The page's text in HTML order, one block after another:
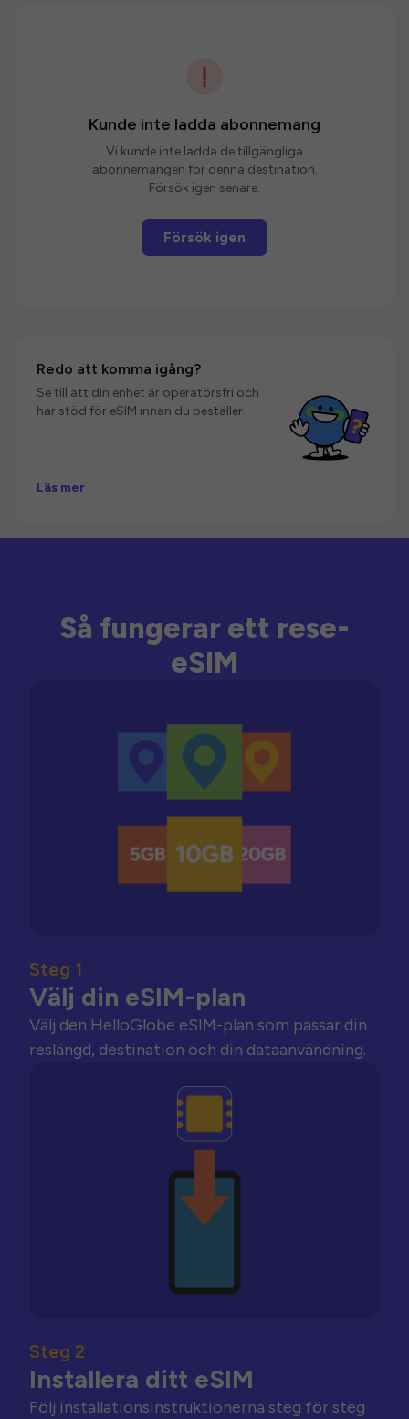
Kunde inte ladda abonnemang
Vi kunde inte ladda de tillgängliga
abonnemangen för denna destination.
Försök igen senare.
Försök igen
Redo att komma igång?
Se till att din enhet är operatörsfri och
har stöd för eSIM innan du beställer.
Läs mer
Så fungerar ett rese-
eSIM
Steg 1
Välj din eSIM-plan
Välj den HelloGlobe eSIM-plan som passar din
reslängd, destination och din dataanvändning.
Steg 2
Installera ditt eSIM
Följ installationsinstruktionerna steg för steg